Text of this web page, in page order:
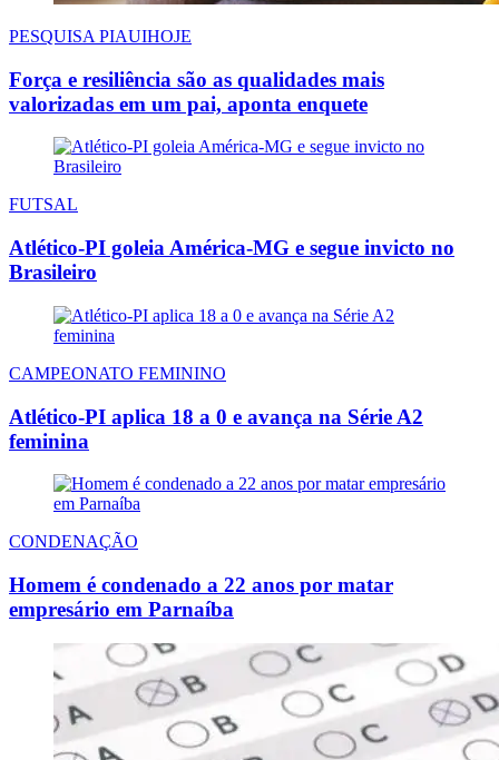
PESQUISA PIAUIHOJE
Força e resiliência são as qualidades mais
valorizadas em um pai, aponta enquete
FUTSAL
Atlético-PI goleia América-MG e segue invicto no
Brasileiro
CAMPEONATO FEMININO
Atlético-PI aplica 18 a 0 e avança na Série A2
feminina
CONDENAÇÃO
Homem é condenado a 22 anos por matar
empresário em Parnaíba